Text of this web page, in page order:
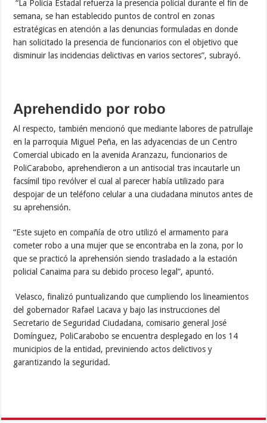
“La Policía Estadal refuerza la presencia policial durante el fin de
semana, se han establecido puntos de control en zonas
estratégicas en atención a las denuncias formuladas en donde
han solicitado la presencia de funcionarios con el objetivo que
disminuir las incidencias delictivas en varios sectores”, subrayó.
Aprehendido por robo
Al respecto, también mencionó que mediante labores de patrullaje
en la parroquia Miguel Peña, en las adyacencias de un Centro
Comercial ubicado en la avenida Aranzazu, funcionarios de
PoliCarabobo, aprehendieron a un antisocial tras incautarle un
facsímil tipo revólver el cual al parecer había utilizado para
despojar de un teléfono celular a una ciudadana minutos antes de
su aprehensión.
“Este sujeto en compañía de otro utilizó el armamento para
cometer robo a una mujer que se encontraba en la zona, por lo
que se practicó la aprehensión siendo trasladado a la estación
policial Canaima para su debido proceso legal”, apuntó.
Velasco, finalizó puntualizando que cumpliendo los lineamientos
del gobernador Rafael Lacava y bajo las instrucciones del
Secretario de Seguridad Ciudadana, comisario general José
Domínguez, PoliCarabobo se encuentra desplegado en los 14
municipios de la entidad, previniendo actos delictivos y
garantizando la seguridad.